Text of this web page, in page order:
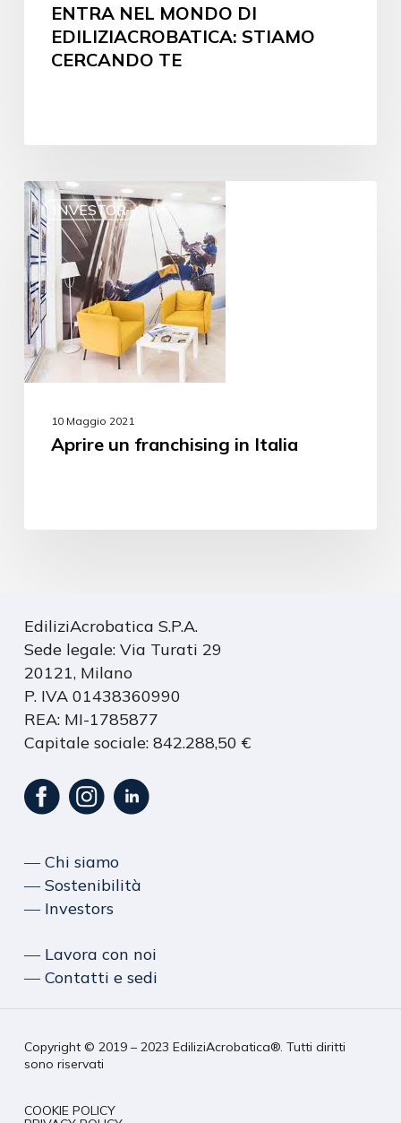
ENTRA NEL MONDO DI
EDILIZIACROBATICA: STIAMO
CERCANDO TE
INVESTOR
10 Maggio 2021
Aprire un franchising in Italia
EdiliziAcrobatica S.P.A.
Sede legale: Via Turati 29
20121, Milano
P. IVA 01438360990
REA: MI-1785877
Capitale sociale: 842.288,50 €
― Chi siamo
― Sostenibilità
― Investors
― Lavora con noi
― Contatti e sedi
Copyright © 2019 – 2023 EdiliziAcrobatica®. Tutti diritti
sono riservati
COOKIE POLICY